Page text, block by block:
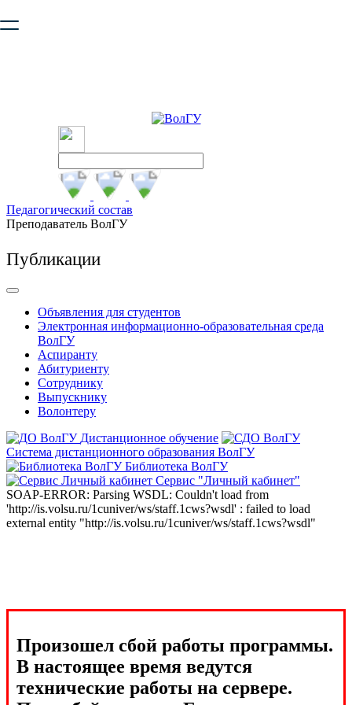
безопасную работу с сайтом. Пожалуйста
Педагогический состав
Преподаватель ВолГУ
Публикации
Объявления для студентов
Электронная информационно-образовательная среда
ВолГУ
Аспиранту
Абитуриенту
Сотруднику
Выпускнику
Волонтеру
Дистанционное обучение
Система дистанционного образования ВолГУ
Библиотека ВолГУ
Сервис "Личный кабинет"
SOAP-ERROR: Parsing WSDL: Couldn't load from
'http://is.volsu.ru/1cuniver/ws/staff.1cws?wsdl' : failed to load
external entity "http://is.volsu.ru/1cuniver/ws/staff.1cws?wsdl"
Произошел сбой работы программы.
В настоящее время ведутся
технические работы на сервере.